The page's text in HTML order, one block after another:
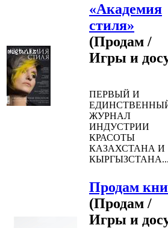
«Академия
стиля»
(Продам /
Игры и
ПЕРВЫЙ И
ЖУРНАЛ
ИНДУСТРИИ
КРАСОТЫ
КАЗАХСТАНА И
Продам
(Продам /
Игры и